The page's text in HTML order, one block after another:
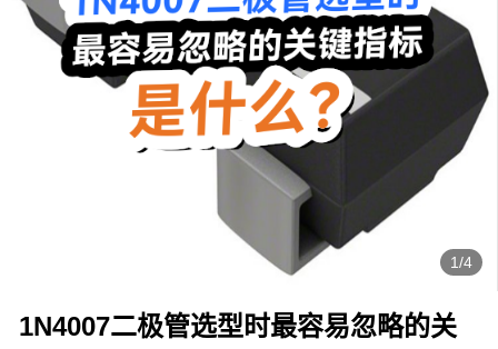
1/4
1N4007二极管选型时最容易忽略的关